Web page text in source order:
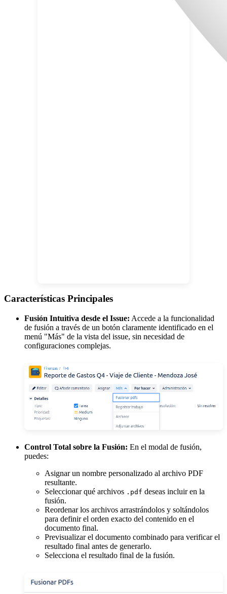
Características Principales
Fusión Intuitiva desde el Issue: Accede a la funcionalidad
de fusión a través de un botón claramente identificado en el
menú "Más" de la vista del issue, sin necesidad de
configuraciones complejas.
Control Total sobre la Fusión: En el modal de fusión,
puedes:
Asignar un nombre personalizado al archivo PDF
resultante.
Seleccionar qué archivos .pdf deseas incluir en la
fusión.
Reordenar los archivos arrastrándolos y soltándolos
para definir el orden exacto del contenido en el
documento final.
Previsualizar el documento combinado para verificar el
resultado final antes de generarlo.
Selecciona el resultado final de la fusión.